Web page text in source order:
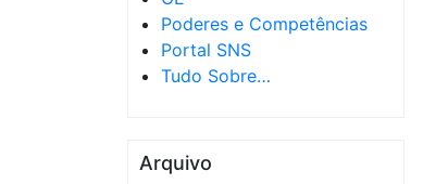
Poderes e Competências
Portal SNS
Tudo Sobre…
Arquivo